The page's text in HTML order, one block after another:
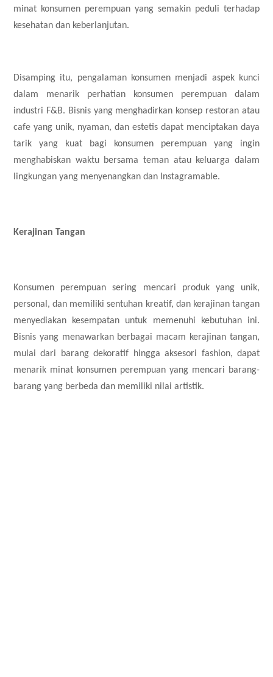
minat konsumen perempuan yang semakin peduli terhadap
kesehatan dan keberlanjutan.
Disamping itu, pengalaman konsumen menjadi aspek kunci
dalam menarik perhatian konsumen perempuan dalam
industri F&B. Bisnis yang menghadirkan konsep restoran atau
cafe yang unik, nyaman, dan estetis dapat menciptakan daya
tarik yang kuat bagi konsumen perempuan yang ingin
menghabiskan waktu bersama teman atau keluarga dalam
lingkungan yang menyenangkan dan Instagramable.
Kerajinan Tangan
Konsumen perempuan sering mencari produk yang unik,
personal, dan memiliki sentuhan kreatif, dan kerajinan tangan
menyediakan kesempatan untuk memenuhi kebutuhan ini.
Bisnis yang menawarkan berbagai macam kerajinan tangan,
mulai dari barang dekoratif hingga aksesori fashion, dapat
menarik minat konsumen perempuan yang mencari barang-
barang yang berbeda dan memiliki nilai artistik.